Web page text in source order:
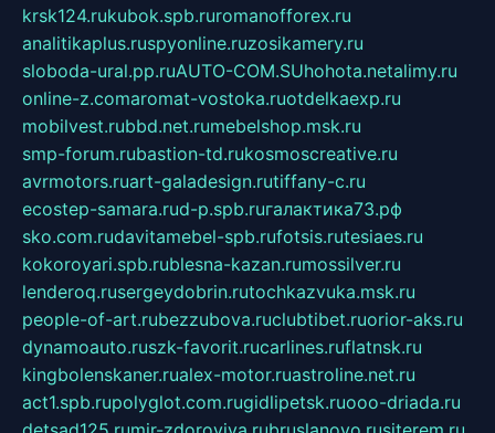
krsk124.rukubok.spb.ruromanofforex.ru
analitikaplus.ruspyonline.ruzosikamery.ru
sloboda-ural.pp.ruAUTO-COM.SUhohota.netalimy.ru
online-z.comaromat-vostoka.ruotdelkaexp.ru
mobilvest.rubbd.net.rumebelshop.msk.ru
smp-forum.rubastion-td.rukosmoscreative.ru
avrmotors.ruart-galadesign.rutiffany-c.ru
ecostep-samara.rud-p.spb.ruгалактика73.рф
sko.com.rudavitamebel-spb.rufotsis.rutesiaes.ru
kokoroyari.spb.rublesna-kazan.rumossilver.ru
lenderoq.rusergeydobrin.rutochkazvuka.msk.ru
people-of-art.rubezzubova.ruclubtibet.ruorior-aks.ru
dynamoauto.ruszk-favorit.rucarlines.ruflatnsk.ru
kingbolenskaner.rualex-motor.ruastroline.net.ru
act1.spb.rupolyglot.com.rugidlipetsk.ruooo-driada.ru